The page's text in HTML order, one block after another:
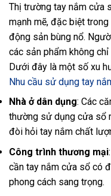
Thị trường tay nắm cửa
mạnh mẽ, đặc biệt
động sản bùng nổ.
các sản phẩm không
Dưới đây là một số xu
Nhu cầu sử dụng tay
Nhà ở dân dụng: Các
thường sử dụng cửa sổ
đòi hỏi tay nắm chất
Công trình thương mại
cần tay nắm cửa sổ có
phong cách sang trọng.